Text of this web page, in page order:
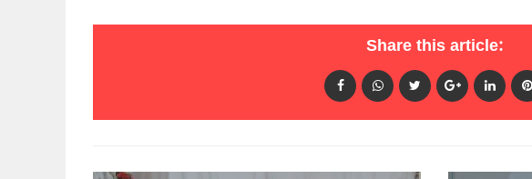
Share this article: